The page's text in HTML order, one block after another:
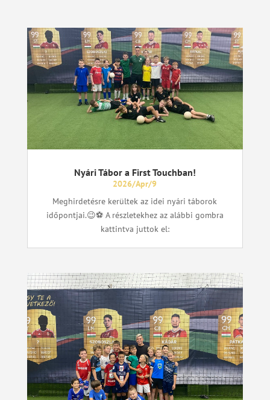
Nyári Tábor a First Touchban!
2026/Apr/9
Meghirdetésre kerültek az idei nyári táborok
időpontjai.😉⚽ A részletekhez az alábbi gombra
kattintva juttok el: